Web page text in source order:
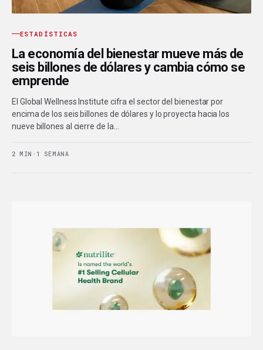
ESTADÍSTICAS
La economía del bienestar mueve más de
seis billones de dólares y cambia cómo se
emprende
El Global Wellness Institute cifra el sector del bienestar por
encima de los seis billones de dólares y lo proyecta hacia los
nueve billones al cierre de la…
2 MIN · 1 SEMANA